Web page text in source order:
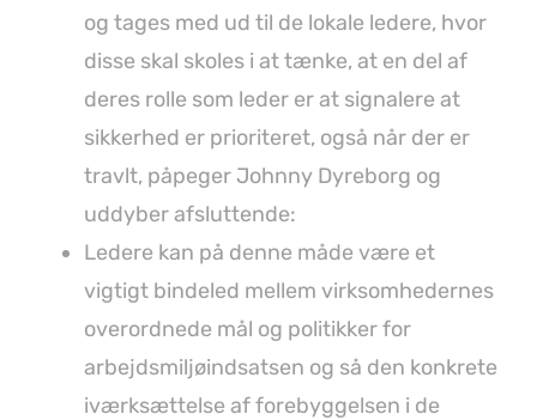
og tages med ud til de lokale ledere, hvor
disse skal skoles i at tænke, at en del af
deres rolle som leder er at signalere at
sikkerhed er prioriteret, også når der er
travlt, påpeger Johnny Dyreborg og
uddyber afsluttende:
Ledere kan på denne måde være et
vigtigt bindeled mellem virksomhedernes
overordnede mål og politikker for
arbejdsmiljøindsatsen og så den konkrete
iværksættelse af forebyggelsen i de